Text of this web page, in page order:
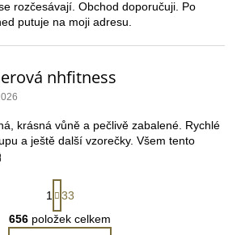
rozčesávají. Obchod doporučuji. Po
putuje na moji adresu.
nhfitness
obchodu je 5 z 5 hvězdiček.
krásná vůně a pečlivě zabalené. Rychlé
a ještě další vzorečky. Všem tento
O
S
t
r
1
33
656 položek celkem